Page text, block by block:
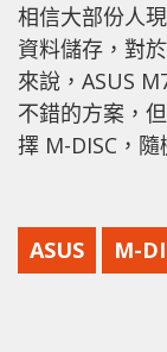
相信大部份人
資料儲存，對
來說，ASUS
不錯的方案，
擇 M-DISC，隨
ASUS M-